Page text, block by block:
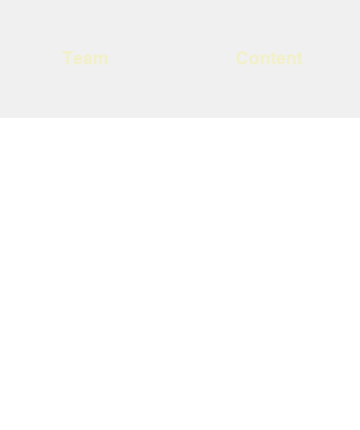
Team Content